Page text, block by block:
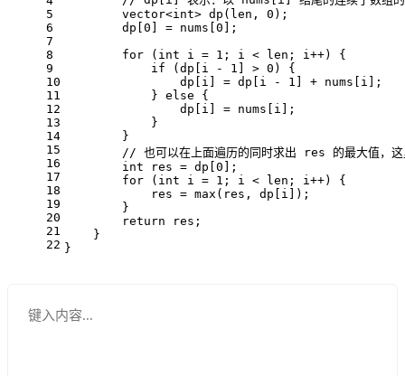
5
6
7
8
9
10
11
12
13
14
15
16
17
18
19
20
21
22
vector<int> dp (len, 0 ) ;
        dp[
0 ] = nums[ 0 ];
for ( int i = 1 ; i < len; i++) {
if (dp[i - 1 ] > 0 ) {
                dp[i] = dp[i -
1 ] + nums[i];
            }
else {
                dp[i] = nums[i];
            }
        }
// 也可以在上面遍历的同时求出 res 的最大值，这
int res = dp[ 0 ];
for ( int i = 1 ; i < len; i++) {
            res =
max (res, dp[i]);
        }
return res;
    }
}